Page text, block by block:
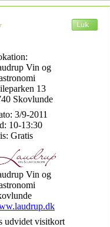
Vin og
13
Skovlunde
3/9-2011
10-13:30
Gratis
Vin og
udvidet visitkort